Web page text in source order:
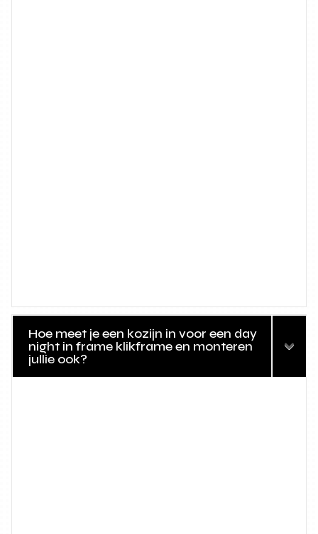
Hoe meet je een kozijn in voor een day
night in frame klikframe en monteren
jullie ook?